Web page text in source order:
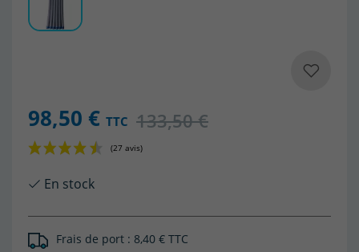
98,50 € TTC 133,50 €
En stock
Frais de port : 8,40 € TTC